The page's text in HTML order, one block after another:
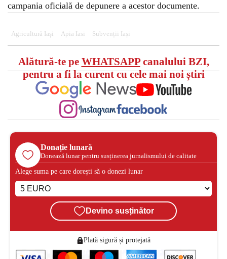
campania oficială de depunere a acestor documente.
Agricultură Iași Apia Iasi Subvenții Iași
Alătură-te pe WHATSAPPcanalului BZI,
pentru a fi la curent cu cele mai noi știri
Donație lunară
Donează lunar pentru susținerea jurnalismului de calitate
Alege suma pe care dorești să o donezi lunar
Devino susținător
Plată sigură și protejată